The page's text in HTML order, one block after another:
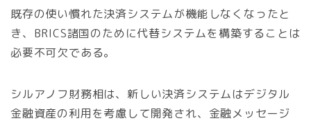
既存の使い慣れた決済システムが機能しなくなったと
き、BRICS諸国のために代替システムを構築することは
必要不可欠である。
シルアノフ財務相は、新しい決済システムはデジタル
金融資産の利用を考慮して開発され、金融メッセージ